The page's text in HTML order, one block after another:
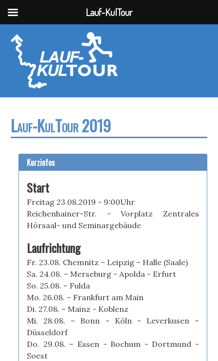
Lauf-KulTour 2019
Kurzinfos
Start
Freitag 23.08.2019 - 9:00Uhr
Reichenhainer-Str. - Vorplatz Zentrales
Hörsaal- und Seminargebäude
Laufrichtung
Fr. 23.08. Chemnitz – Leipzig – Halle (Saale)
Sa. 24.08. – Merseburg - Apolda - Erfurt
So. 25.08. – Fulda
Mo. 26.08. – Frankfurt am Main
Di. 27.08. – Mainz - Koblenz
Mi. 28.08. – Bonn - Köln - Leverkusen –
Düsseldorf
Do. 29.08. – Essen - Bochum - Dortmund -
Soest
Lauf-KulTour